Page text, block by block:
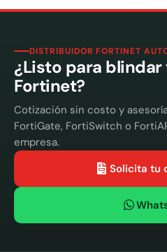
DISTRIBUIDOR FORTINET
¿Listo para
Fortinet?
Cotización sin costo y
FortiGate, FortiSwitch o
empresa.
Solicita tu